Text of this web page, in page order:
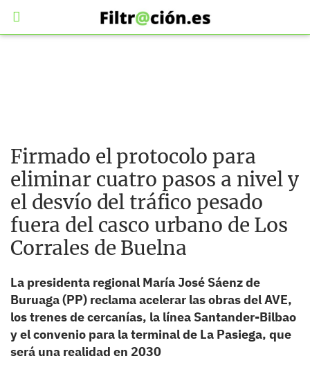
Firmado el protocolo para
eliminar cuatro pasos a nivel y
el desvío del tráfico pesado
fuera del casco urbano de Los
Corrales de Buelna
La presidenta regional María José Sáenz de
Buruaga (PP) reclama acelerar las obras del AVE,
los trenes de cercanías, la línea Santander-Bilbao
y el convenio para la terminal de La Pasiega, que
será una realidad en 2030